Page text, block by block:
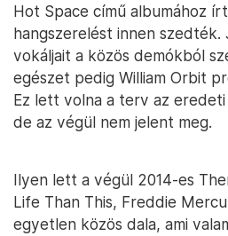
Hot Space című albumához
hangszerelést innen
vokáljait a közös demókból
egészet pedig William Orbit
Ez lett volna a terv az
de az végül nem jelent meg.
Ilyen lett a végül 2014-es
Life Than This, Freddie
egyetlen közös dala, ami